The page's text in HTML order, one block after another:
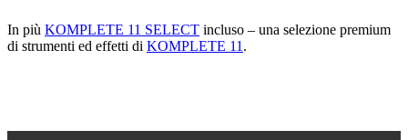
In più KOMPLETE 11 SELECT incluso – una selezione premium
di strumenti ed effetti di KOMPLETE 11 .